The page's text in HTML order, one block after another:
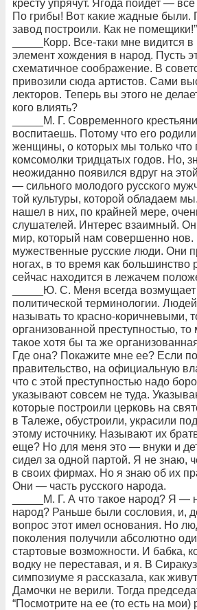
кресту упрячут. Ягода пойдет —
По грибы! Вот какие жадные были.
завод построили. Как не помещики!”
_____Корр. Все-таки мне видится
элемент хождения в народ. Пусть
схематичное соображение. В
привозили сюда артистов. Сами
лекторов. Теперь вы этого не
кого влиять?
_____М. Г. Современного
воспитаешь. Потому что его
женщины, о которых мы только что
комсомолки тридцатых годов. Но,
неожиданно появился вдруг на
— сильного молодого русского
той культуры, которой обладаем
нашел в них, по крайней мере,
слушателей. Интерес взаимный.
мир, который нам совершенно нов.
мужественные русские люди. Они
ногах, в то время как большинство
сейчас находится в лежачем
_____Ю. С. Меня всегда
политической терминологии.
называть то красно-коричневыми,
организованной преступностью,
такое хотя бы та же
Где она? Покажите мне ее? Если
правительство, на официальную
что с этой преступностью надо
указывают совсем не туда.
которые построили церковь на
в Талеже, обустроили, украсили
этому источнику. Называют их
еще? Но для меня это — внуки и
сидел за одной партой. Я не знаю,
в своих фирмах. Но я знаю об их
Они — часть русского народа.
_____М. Г. А что такое народ? Я —
народ? Раньше были сословия, и,
вопрос этот имел основания. Но
поколения получили абсолютно
стартовые возможности. И бабка,
водку не переставая, и я. В
симпозиуме я рассказала, как
Дамочки не верили. Тогда
“Посмотрите на ее (то есть на мои)